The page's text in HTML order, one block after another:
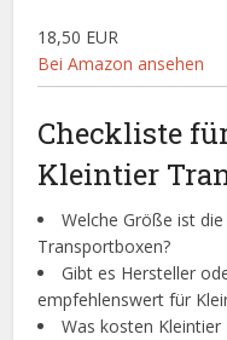
18,50 EUR
Bei Amazon ansehen
Checkliste
Kleintier
Welche Größe ist
Transportboxen?
Gibt es Hersteller
empfehlenswert für
Was kosten